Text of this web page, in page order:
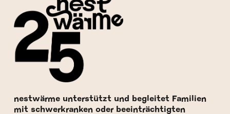
nestwärme unterstützt und begleitet Familien
mit schwerkranken oder beeinträchtigten